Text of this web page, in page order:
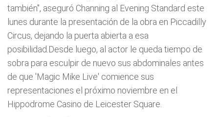
también", aseguró Channing al Evening Standard este
lunes durante la presentación de la obra en Piccadilly
Circus, dejando la puerta abierta a esa
posibilidad.Desde luego, al actor le queda tiempo de
sobra para esculpir de nuevo sus abdominales antes
de que 'Magic Mike Live' comience sus
representaciones el próximo noviembre en el
Hippodrome Casino de Leicester Square.